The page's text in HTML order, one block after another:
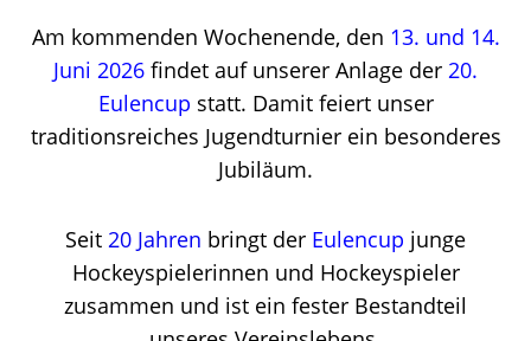
Am kommenden Wochenende, den 13. und 14.
Juni 2026 findet auf unserer Anlage der 20.
Eulencup statt. Damit feiert unser
traditionsreiches Jugendturnier ein besonderes
Jubiläum.
Seit 20 Jahren bringt der Eulencup junge
Hockeyspielerinnen und Hockeyspieler
zusammen und ist ein fester Bestandteil